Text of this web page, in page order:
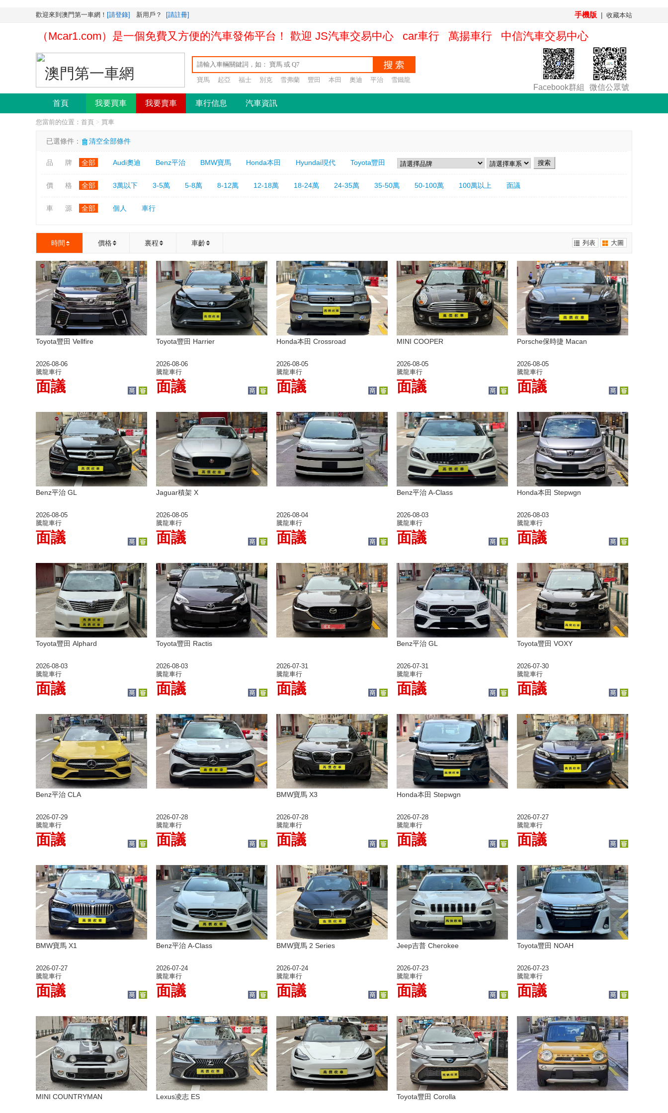
歡迎來到澳門第一車網！ [請登錄] 新用戶？ [請註冊] 手機版 收藏本站
網（Mcar1.com）是一個免費又方便的汽車發佈平台！ 歡迎 JS汽車交易中心 car車行 萬揚車行 中信汽車交易中心 騰龍車行 鴻
寶馬 起亞 福士 別克 雪弗蘭 豐田 本田 奧迪 平治 雪鐵龍
Facebook群組
微信公眾號
首頁
我要買車 我要賣車 車行信息 汽車資訊
您當前的位置： 首頁 > 買車
已選條件： 清空全部條件
品 牌 全部 Audi奧迪 Benz平治 BMW寶馬 Honda本田 Hyundai現代 Toyota豐田
價 格 全部 3萬以下 3-5萬 5-8萬 8-12萬 12-18萬 18-24萬 24-35萬 35-50萬 50-100萬 100萬以上 面議
車 源 全部 個人 車行
時間 價格 裏程 車齡 列表 大圖
Toyota豐田 Vellfire
2026-08-06
騰龍車行
面議
Toyota豐田 Harrier
2026-08-06
騰龍車行
面議
Honda本田 Crossroad
2026-08-05
騰龍車行
面議
MINI COOPER
2026-08-05
騰龍車行
面議
Porsche保時捷 Macan
2026-08-05
騰龍車行
面議
Benz平治 GL
2026-08-05
騰龍車行
面議
Jaguar積架 X
2026-08-05
騰龍車行
面議
2026-08-04
騰龍車行
面議
Benz平治 A-Class
2026-08-03
騰龍車行
面議
Honda本田 Stepwgn
2026-08-03
騰龍車行
面議
Toyota豐田 Alphard
2026-08-03
騰龍車行
面議
Toyota豐田 Ractis
2026-08-03
騰龍車行
面議
2026-07-31
騰龍車行
面議
Benz平治 GL
2026-07-31
騰龍車行
面議
Toyota豐田 VOXY
2026-07-30
騰龍車行
面議
Benz平治 CLA
2026-07-29
騰龍車行
面議
2026-07-28
騰龍車行
面議
BMW寶馬 X3
2026-07-28
騰龍車行
面議
Honda本田 Stepwgn
2026-07-28
騰龍車行
面議
2026-07-27
騰龍車行
面議
BMW寶馬 X1
2026-07-27
騰龍車行
面議
Benz平治 A-Class
2026-07-24
騰龍車行
面議
BMW寶馬 2 Series
2026-07-24
騰龍車行
面議
Jeep吉普 Cherokee
2026-07-23
騰龍車行
面議
Toyota豐田 NOAH
2026-07-23
騰龍車行
面議
MINI COUNTRYMAN Lexus凌志 ES Toyota豐田 Corolla